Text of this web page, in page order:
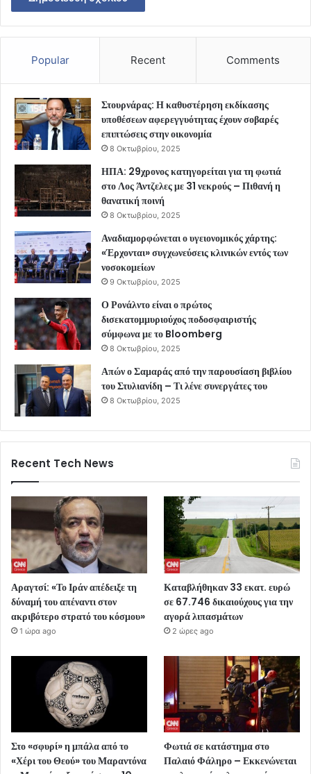
Popular Recent Comments
Στουρνάρας: Η καθυστέρηση εκδίκασης
υποθέσεων αφερεγγυότητας έχουν σοβαρές
επιπτώσεις στην οικονομία
8 Οκτωβρίου, 2025
ΗΠΑ: 29χρονος κατηγορείται για τη φωτιά
στο Λος Άντζελες με 31 νεκρούς – Πιθανή η
θανατική ποινή
8 Οκτωβρίου, 2025
Αναδιαμορφώνεται ο υγειονομικός χάρτης:
«Έρχονται» συγχωνεύσεις κλινικών εντός των
νοσοκομείων
9 Οκτωβρίου, 2025
Ο Ρονάλντο είναι ο πρώτος
δισεκατομμυριούχος ποδοσφαιριστής
σύμφωνα με το Bloomberg
8 Οκτωβρίου, 2025
Απών ο Σαμαράς από την παρουσίαση βιβλίου
του Στυλιανίδη – Τι λένε συνεργάτες του
8 Οκτωβρίου, 2025
Recent Tech News
Αραγτσί: «Το Ιράν απέδειξε τη
δύναμή του απέναντι στον
ακριβότερο στρατό του κόσμου»
1 ώρα ago
Καταβλήθηκαν 33 εκατ. ευρώ
σε 67.746 δικαιούχους για την
αγορά λιπασμάτων
2 ώρες ago
Στο «σφυρί» η μπάλα από το
«Χέρι του Θεού» του Μαραντόνα
Φωτιά σε κατάστημα στο
Παλαιό Φάληρο – Εκκενώνεται